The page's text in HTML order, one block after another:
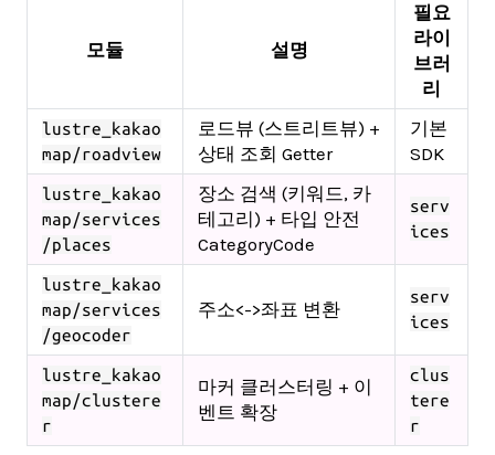
모듈 설명
필요
라이
브러
리
lustre_kakao
map/roadview
로드뷰 (스트리트뷰) +
상태 조회 Getter
기본
SDK
lustre_kakao
map/services
/places
장소 검색 (키워드, 카
테고리) + 타입 안전
CategoryCode
serv
ices
lustre_kakao
map/services
/geocoder
주소<->좌표 변환
serv
ices
lustre_kakao
map/clustere
r
마커 클러스터링 + 이
벤트 확장
clus
tere
r